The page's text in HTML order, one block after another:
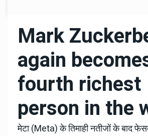
Mark
again
fourth richest
person in the
मेटा (Meta) के तिमाही नतीजों के बाद